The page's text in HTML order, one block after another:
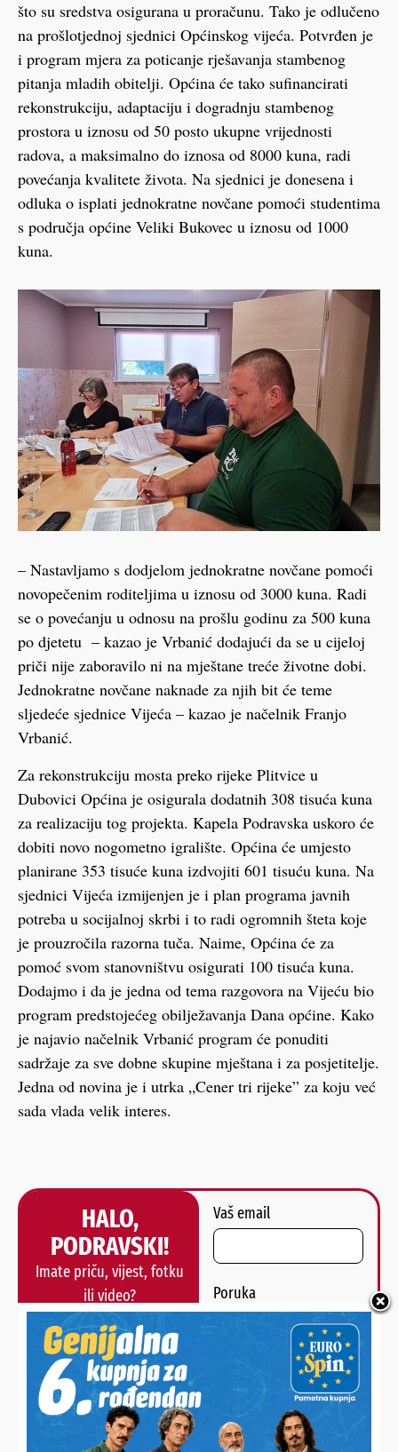
što su sredstva osigurana u proračunu. Tako je odlučeno
na prošlotjednoj sjednici Općinskog vijeća. Potvrđen je
i program mjera za poticanje rješavanja stambenog
pitanja mladih obitelji. Općina će tako sufinancirati
rekonstrukciju, adaptaciju i dogradnju stambenog
prostora u iznosu od 50 posto ukupne vrijednosti
radova, a maksimalno do iznosa od 8000 kuna, radi
povećanja kvalitete života. Na sjednici je donesena i
odluka o isplati jednokratne novčane pomoći studentima
s područja općine Veliki Bukovec u iznosu od 1000
kuna.
– Nastavljamo s dodjelom jednokratne novčane pomoći
novopečenim roditeljima u iznosu od 3000 kuna. Radi
se o povećanju u odnosu na prošlu godinu za 500 kuna
po djetetu – kazao je Vrbanić dodajući da se u cijeloj
priči nije zaboravilo ni na mještane treće životne dobi.
Jednokratne novčane naknade za njih bit će teme
sljedeće sjednice Vijeća – kazao je načelnik Franjo
Vrbanić.
Za rekonstrukciju mosta preko rijeke Plitvice u
Dubovici Općina je osigurala dodatnih 308 tisuća kuna
za realizaciju tog projekta. Kapela Podravska uskoro će
dobiti novo nogometno igralište. Općina će umjesto
planirane 353 tisuće kuna izdvojiti 601 tisuću kuna. Na
sjednici Vijeća izmijenjen je i plan programa javnih
potreba u socijalnoj skrbi i to radi ogromnih šteta koje
je prouzročila razorna tuča. Naime, Općina će za
pomoć svom stanovništvu osigurati 100 tisuća kuna.
Dodajmo i da je jedna od tema razgovora na Vijeću bio
program predstojećeg obilježavanja Dana općine. Kako
je najavio načelnik Vrbanić program će ponuditi
sadržaje za sve dobne skupine mještana i za posjetitelje.
Jedna od novina je i utrka „Cener tri rijeke” za koju već
sada vlada velik interes.
HALO,
PODRAVSKI!
Imate priču, vijest, fotku
ili video?
Nešto vas muči ili želite
nešto/nekoga pohvaliti?
Javite nam se!
Vaš email
Poruka
POŠALJI